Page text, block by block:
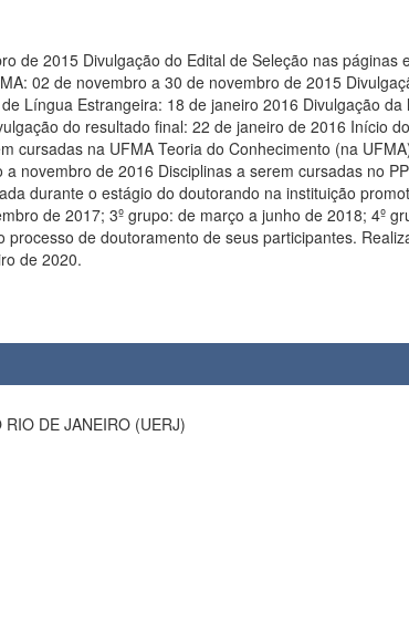
de 2015 Divulgação do Edital de Seleção nas
02 de novembro a 30 de novembro de 2015
Língua Estrangeira: 18 de janeiro 2016 Divulgação
do resultado final: 22 de janeiro de 2016 Início
cursadas na UFMA Teoria do Conhecimento (na
novembro de 2016 Disciplinas a serem cursadas no
durante o estágio do doutorando na instituição
de 2017; 3º grupo: de março a junho de 2018; 4º
de doutoramento de seus participantes.
de 2020.
DE JANEIRO (UERJ)